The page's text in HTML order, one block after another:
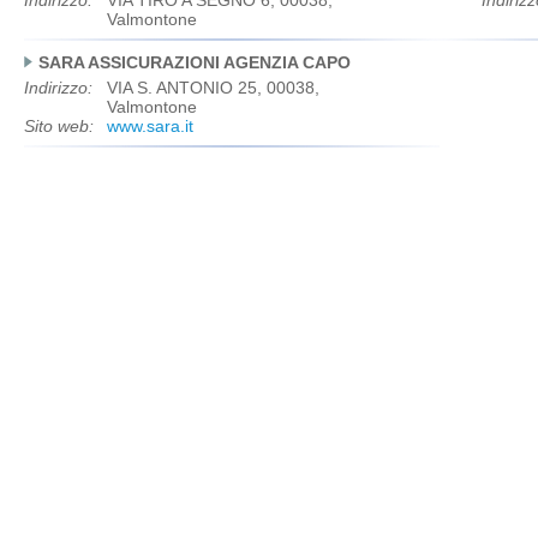
Valmontone
SARA ASSICURAZIONI AGENZIA CAPO
Indirizzo:
VIA S. ANTONIO 25, 00038,
Valmontone
Sito web:
www.sara.it